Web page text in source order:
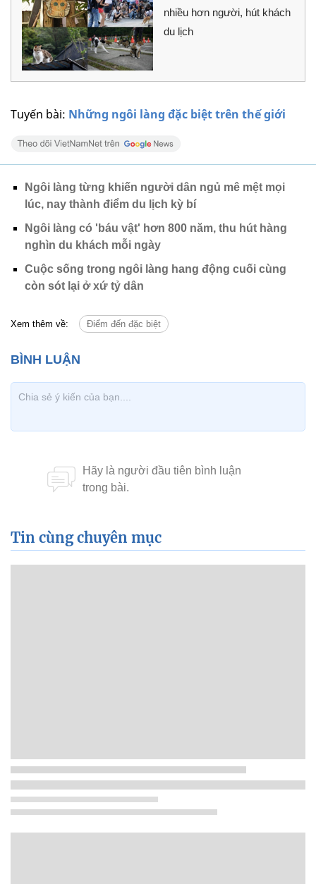
Tuyến bài: Những ngôi làng đặc biệt trên thế giới
nhiều hơn người, hút khách
du lịch
Ngôi làng từng khiến người dân ngủ mê mệt mọi
lúc, nay thành điểm du lịch kỳ bí
Ngôi làng có 'báu vật' hơn 800 năm, thu hút hàng
nghìn du khách mỗi ngày
Cuộc sống trong ngôi làng hang động cuối cùng
còn sót lại ở xứ tỷ dân
Xem thêm về: Điểm đến đặc biệt
Tin cùng chuyên mục